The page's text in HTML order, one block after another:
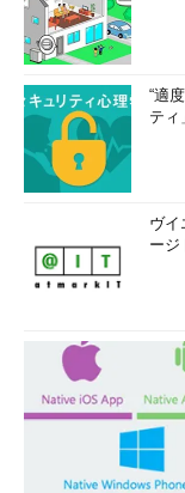
“適
ティ
ヴイ
ージ